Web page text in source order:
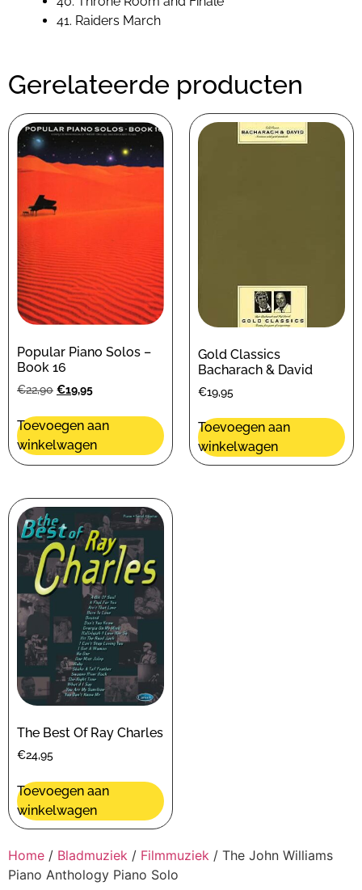
41. Raiders March
Gerelateerde producten
Popular Piano Solos –
Book 16
€22,90 €19,95
Toevoegen aan
winkelwagen
Gold Classics
Bacharach & David
€19,95
Toevoegen aan
winkelwagen
The Best Of Ray Charles
€24,95
Toevoegen aan
winkelwagen
Home / Bladmuziek / Filmmuziek / The John Williams
Piano Anthology Piano Solo